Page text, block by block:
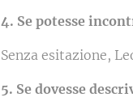
4. Se potesse
Senza esitazione,
5. Se dovesse